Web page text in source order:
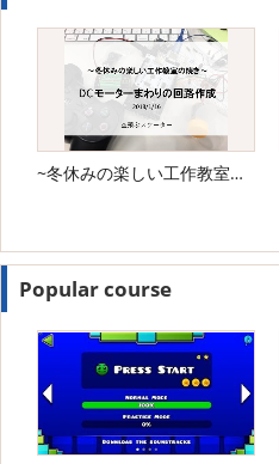
~冬休みの楽しい工作教室の続き～ DCモーターまわりの回路作成
Popular course